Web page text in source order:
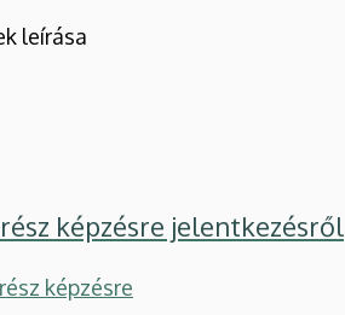
leírása
képzésre jelentkezésről
képzésre